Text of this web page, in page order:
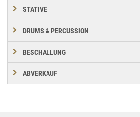
STATIVE
DRUMS & PERCUSSION
BESCHALLUNG
ABVERKAUF